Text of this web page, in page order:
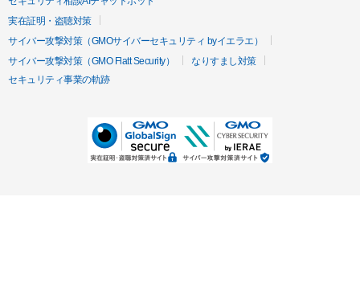
実在証明・盗聴対策
サイバー攻撃対策（GMOサイバーセキュリティ byイエラエ）
サイバー攻撃対策（GMO Flatt Security）
なりすまし対策
セキュリティ事業の軌跡